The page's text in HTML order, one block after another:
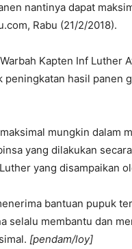
nantinya dapat
Rabu (21/2/2018).
Kapten Inf Luther
peningkatan hasil panen
mungkin dalam
yang dilakukan
yang disampaikan
bantuan pupuk
selalu membantu dan
[pendam/loy]